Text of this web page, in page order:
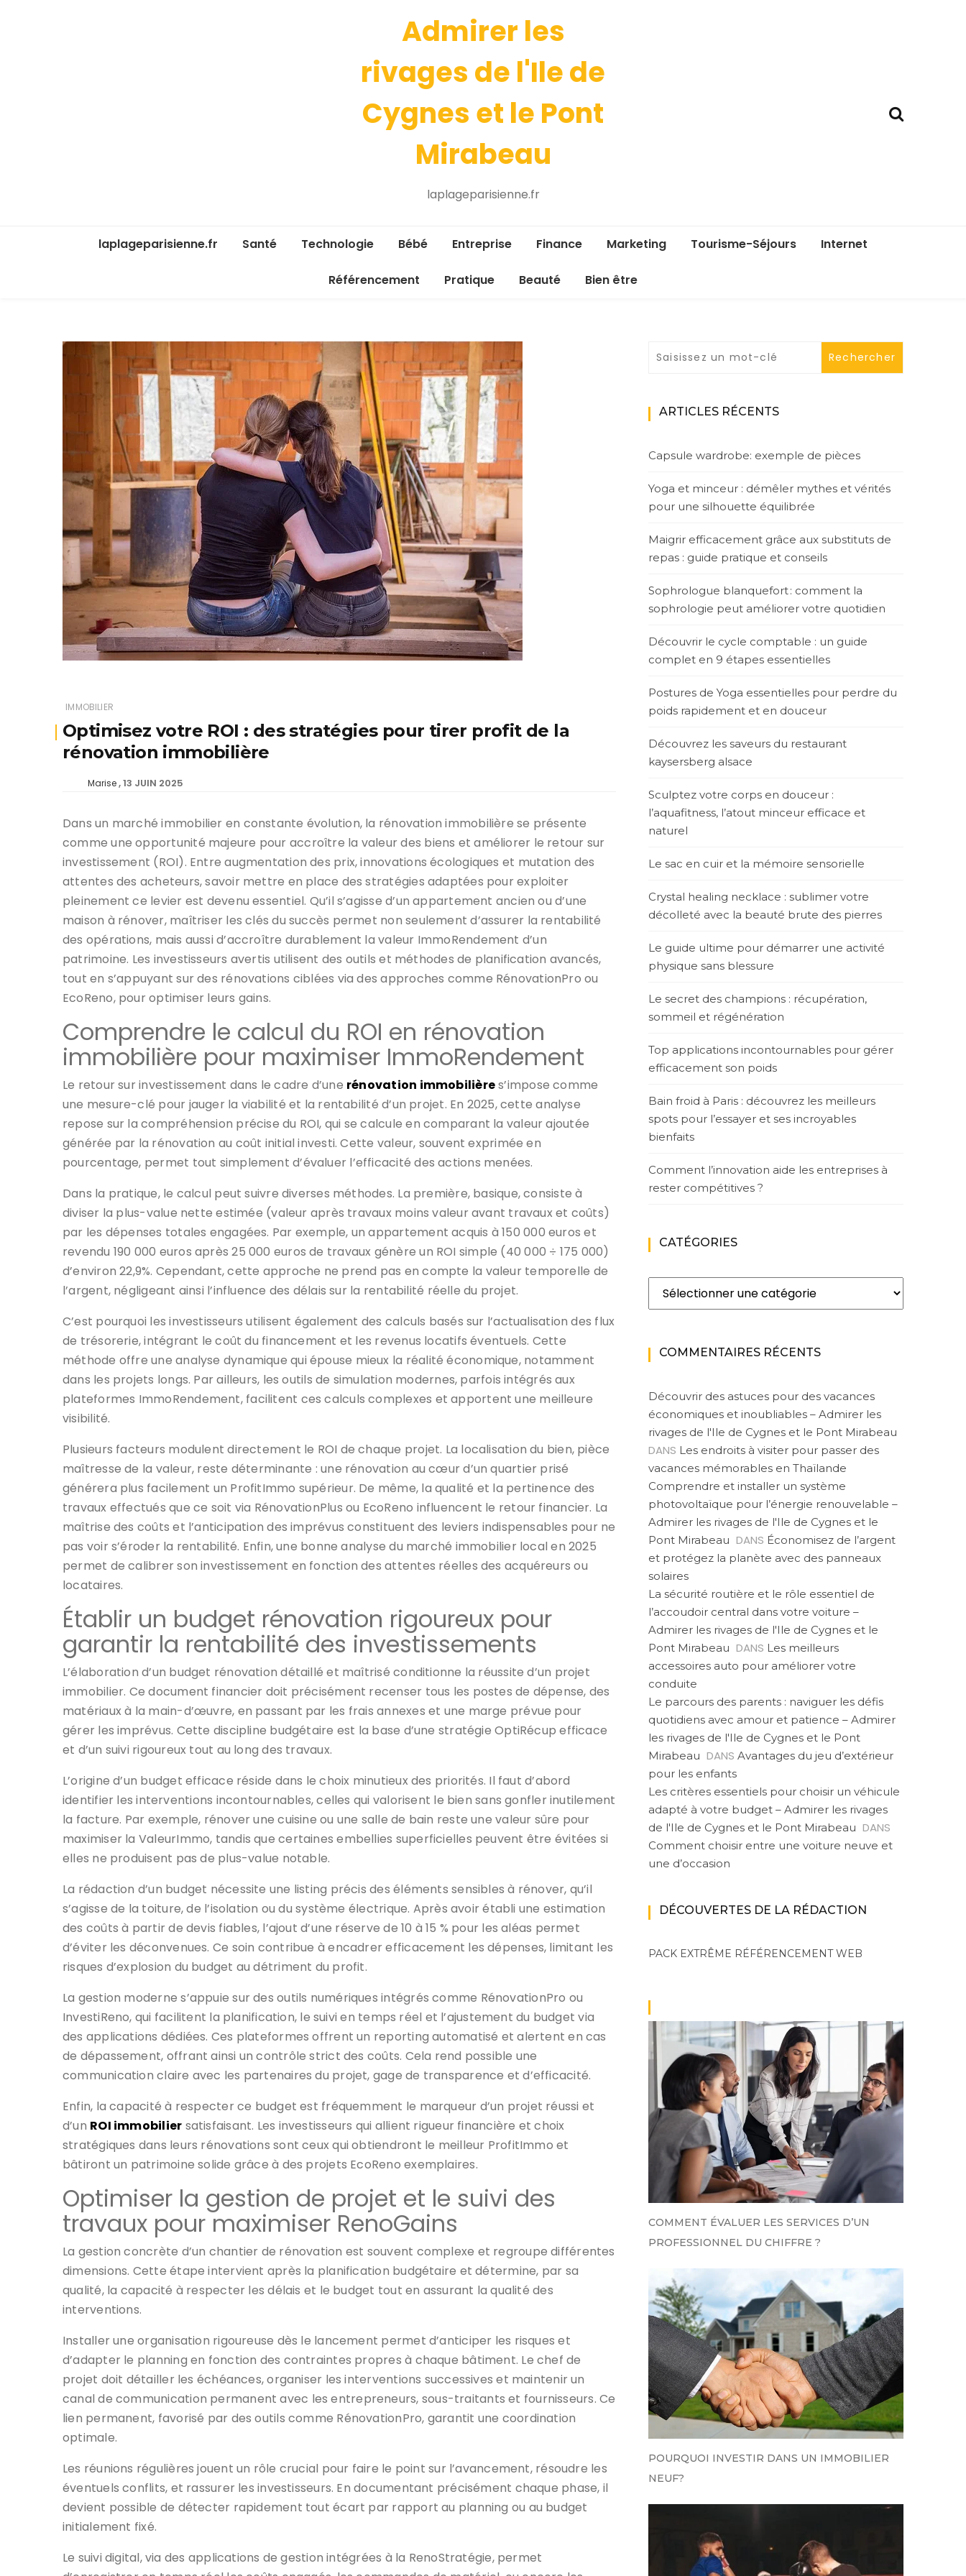
Admirer les
rivages de l'Ile de
Cygnes et le Pont
Mirabeau
laplageparisienne.fr
laplageparisienne.fr Santé Technologie Bébé Entreprise Finance Marketing Tourisme-Séjours Internet
Référencement Pratique Beauté Bien être
IMMOBILIER
Optimisez votre ROI : des stratégies pour tirer profit de la
rénovation immobilière
Marise 13 JUIN 2025
Dans un marché immobilier en constante évolution, la rénovation immobilière se présente
comme une opportunité majeure pour accroître la valeur des biens et améliorer le retour sur
investissement (ROI). Entre augmentation des prix, innovations écologiques et mutation des
attentes des acheteurs, savoir mettre en place des stratégies adaptées pour exploiter
pleinement ce levier est devenu essentiel. Qu’il s’agisse d’un appartement ancien ou d’une
maison à rénover, maîtriser les clés du succès permet non seulement d’assurer la rentabilité
des opérations, mais aussi d’accroître durablement la valeur ImmoRendement d’un
patrimoine. Les investisseurs avertis utilisent des outils et méthodes de planification avancés,
tout en s’appuyant sur des rénovations ciblées via des approches comme RénovationPro ou
EcoReno, pour optimiser leurs gains.
Comprendre le calcul du ROI en rénovation
immobilière pour maximiser ImmoRendement
Le retour sur investissement dans le cadre d’une rénovation immobilières’impose comme
une mesure-clé pour jauger la viabilité et la rentabilité d’un projet. En 2025, cette analyse
repose sur la compréhension précise du ROI, qui se calcule en comparant la valeur ajoutée
générée par la rénovation au coût initial investi. Cette valeur, souvent exprimée en
pourcentage, permet tout simplement d’évaluer l’efficacité des actions menées.
Dans la pratique, le calcul peut suivre diverses méthodes. La première, basique, consiste à
diviser la plus-value nette estimée (valeur après travaux moins valeur avant travaux et coûts)
par les dépenses totales engagées. Par exemple, un appartement acquis à 150 000 euros et
revendu 190 000 euros après 25 000 euros de travaux génère un ROI simple (40 000 ÷ 175 000)
d’environ 22,9%. Cependant, cette approche ne prend pas en compte la valeur temporelle de
l’argent, négligeant ainsi l’influence des délais sur la rentabilité réelle du projet.
C’est pourquoi les investisseurs utilisent également des calculs basés sur l’actualisation des flux
de trésorerie, intégrant le coût du financement et les revenus locatifs éventuels. Cette
méthode offre une analyse dynamique qui épouse mieux la réalité économique, notamment
dans les projets longs. Par ailleurs, les outils de simulation modernes, parfois intégrés aux
plateformes ImmoRendement, facilitent ces calculs complexes et apportent une meilleure
visibilité.
Plusieurs facteurs modulent directement le ROI de chaque projet. La localisation du bien, pièce
maîtresse de la valeur, reste déterminante : une rénovation au cœur d’un quartier prisé
générera plus facilement un ProfitImmo supérieur. De même, la qualité et la pertinence des
travaux effectués que ce soit via RénovationPlus ou EcoReno influencent le retour financier. La
maîtrise des coûts et l’anticipation des imprévus constituent des leviers indispensables pour ne
pas voir s’éroder la rentabilité. Enfin, une bonne analyse du marché immobilier local en 2025
permet de calibrer son investissement en fonction des attentes réelles des acquéreurs ou
locataires.
Établir un budget rénovation rigoureux pour
garantir la rentabilité des investissements
L’élaboration d’un budget rénovation détaillé et maîtrisé conditionne la réussite d’un projet
immobilier. Ce document financier doit précisément recenser tous les postes de dépense, des
matériaux à la main-d’œuvre, en passant par les frais annexes et une marge prévue pour
gérer les imprévus. Cette discipline budgétaire est la base d’une stratégie OptiRécup efficace
et d’un suivi rigoureux tout au long des travaux.
L’origine d’un budget efficace réside dans le choix minutieux des priorités. Il faut d’abord
identifier les interventions incontournables, celles qui valorisent le bien sans gonfler inutilement
la facture. Par exemple, rénover une cuisine ou une salle de bain reste une valeur sûre pour
maximiser la ValeurImmo, tandis que certaines embellies superficielles peuvent être évitées si
elles ne produisent pas de plus-value notable.
La rédaction d’un budget nécessite une listing précis des éléments sensibles à rénover, qu’il
s’agisse de la toiture, de l’isolation ou du système électrique. Après avoir établi une estimation
des coûts à partir de devis fiables, l’ajout d’une réserve de 10 à 15 % pour les aléas permet
d’éviter les déconvenues. Ce soin contribue à encadrer efficacement les dépenses, limitant les
risques d’explosion du budget au détriment du profit.
La gestion moderne s’appuie sur des outils numériques intégrés comme RénovationPro ou
InvestiReno, qui facilitent la planification, le suivi en temps réel et l’ajustement du budget via
des applications dédiées. Ces plateformes offrent un reporting automatisé et alertent en cas
de dépassement, offrant ainsi un contrôle strict des coûts. Cela rend possible une
communication claire avec les partenaires du projet, gage de transparence et d’efficacité.
Enfin, la capacité à respecter ce budget est fréquemment le marqueur d’un projet réussi et
d’un ROI immobilier satisfaisant. Les investisseurs qui allient rigueur financière et choix
stratégiques dans leurs rénovations sont ceux qui obtiendront le meilleur ProfitImmo et
bâtiront un patrimoine solide grâce à des projets EcoReno exemplaires.
Optimiser la gestion de projet et le suivi des
travaux pour maximiser RenoGains
La gestion concrète d’un chantier de rénovation est souvent complexe et regroupe différentes
dimensions. Cette étape intervient après la planification budgétaire et détermine, par sa
qualité, la capacité à respecter les délais et le budget tout en assurant la qualité des
interventions.
Installer une organisation rigoureuse dès le lancement permet d’anticiper les risques et
d’adapter le planning en fonction des contraintes propres à chaque bâtiment. Le chef de
projet doit détailler les échéances, organiser les interventions successives et maintenir un
canal de communication permanent avec les entrepreneurs, sous-traitants et fournisseurs. Ce
lien permanent, favorisé par des outils comme RénovationPro, garantit une coordination
optimale.
Les réunions régulières jouent un rôle crucial pour faire le point sur l’avancement, résoudre les
éventuels conflits, et rassurer les investisseurs. En documentant précisément chaque phase, il
devient possible de détecter rapidement tout écart par rapport au planning ou au budget
initialement fixé.
Le suivi digital, via des applications de gestion intégrées à la RenoStratégie, permet
ARTICLES RÉCENTS
Capsule wardrobe: exemple de pièces
Yoga et minceur : démêler mythes et vérités
pour une silhouette équilibrée
Maigrir efficacement grâce aux substituts de
repas : guide pratique et conseils
Sophrologue blanquefort : comment la
sophrologie peut améliorer votre quotidien
Découvrir le cycle comptable : un guide
complet en 9 étapes essentielles
Postures de Yoga essentielles pour perdre du
poids rapidement et en douceur
Découvrez les saveurs du restaurant
kaysersberg alsace
Sculptez votre corps en douceur :
l’aquafitness, l’atout minceur efficace et
naturel
Le sac en cuir et la mémoire sensorielle
Crystal healing necklace : sublimer votre
décolleté avec la beauté brute des pierres
Le guide ultime pour démarrer une activité
physique sans blessure
Le secret des champions : récupération,
sommeil et régénération
Top applications incontournables pour gérer
efficacement son poids
Bain froid à Paris : découvrez les meilleurs
spots pour l’essayer et ses incroyables
bienfaits
Comment l’innovation aide les entreprises à
rester compétitives ?
CATÉGORIES
Catégories
COMMENTAIRES RÉCENTS
Découvrir des astuces pour des vacances
économiques et inoubliables – Admirer les
rivages de l'Ile de Cygnes et le Pont Mirabeau
DANS Les endroits à visiter pour passer des
vacances mémorables en Thaïlande
Comprendre et installer un système
photovoltaïque pour l’énergie renouvelable –
Admirer les rivages de l'Ile de Cygnes et le
Pont Mirabeau DANS Économisez de l’argent
et protégez la planète avec des panneaux
solaires
La sécurité routière et le rôle essentiel de
l’accoudoir central dans votre voiture –
Admirer les rivages de l'Ile de Cygnes et le
Pont Mirabeau DANS Les meilleurs
accessoires auto pour améliorer votre
conduite
Le parcours des parents : naviguer les défis
quotidiens avec amour et patience – Admirer
les rivages de l'Ile de Cygnes et le Pont
Mirabeau DANS Avantages du jeu d’extérieur
pour les enfants
Les critères essentiels pour choisir un véhicule
adapté à votre budget – Admirer les rivages
de l'Ile de Cygnes et le Pont Mirabeau DANS
Comment choisir entre une voiture neuve et
une d’occasion
DÉCOUVERTES DE LA RÉDACTION
PACK EXTRÊME RÉFÉRENCEMENT WEB
COMMENT ÉVALUER LES SERVICES D’UN
PROFESSIONNEL DU CHIFFRE ?
POURQUOI INVESTIR DANS UN IMMOBILIER
NEUF?